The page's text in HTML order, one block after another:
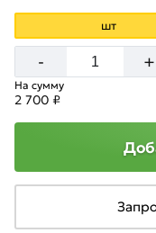
шт
- +
На сумму
2 700 ₽